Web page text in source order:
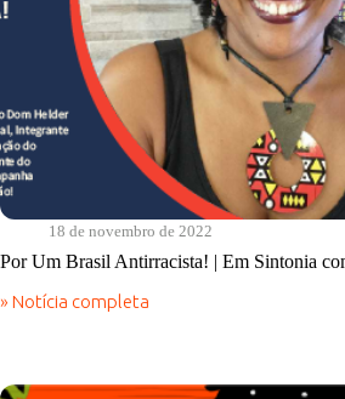
18 de novembro de 2022
Por Um Brasil Antirracista! | Em Sintonia
» Notícia completa
Por
|